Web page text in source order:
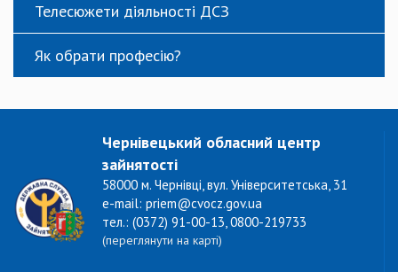
Телесюжети діяльності ДСЗ
Як обрати професію?
Чернівецький обласний центр
зайнятості
58000 м. Чернівці, вул. Університетська, 31
e-mail: priem@cvocz.gov.ua
тел.: (0372) 91-00-13, 0800-219733
(переглянути на карті)